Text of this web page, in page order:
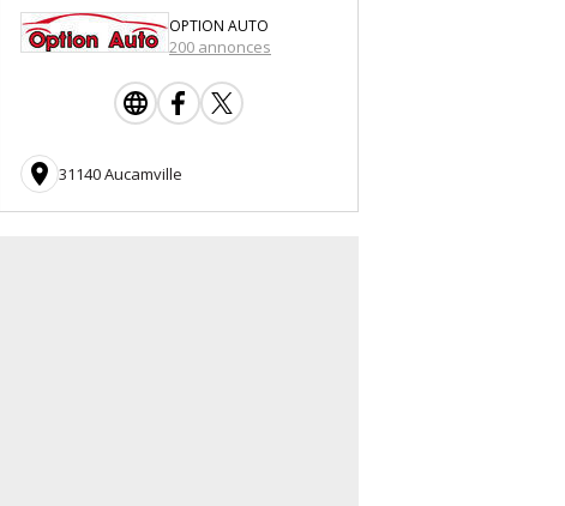
OPTION AUTO
200 annonces
 31140 Aucamville